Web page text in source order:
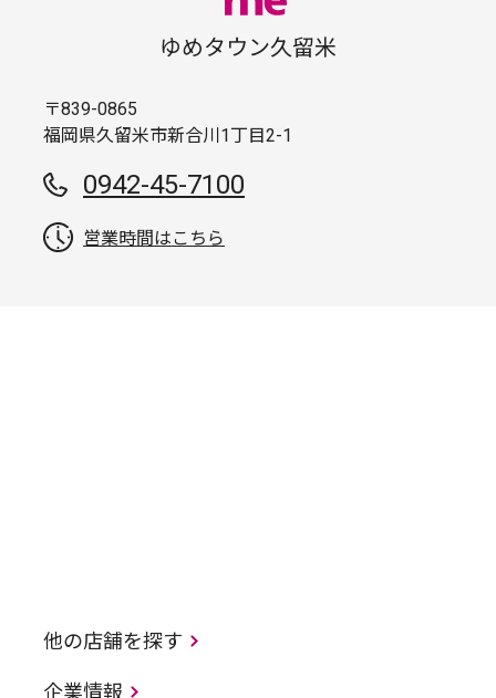
ゆめタウン久留米
〒839-0865
福岡県久留米市新合川1丁目2-1
0942-45-7100
営業時間はこちら
他の店舗を探す
企業情報